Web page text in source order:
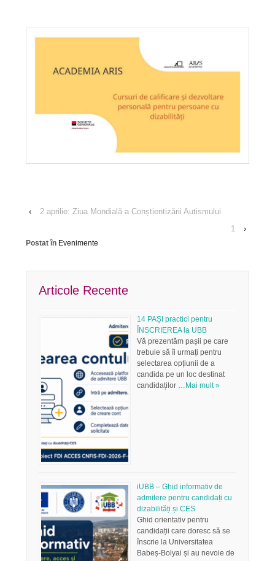
‹
2 aprilie: Ziua Mondială a Conștientizării Autismului
1
›
Postat în Evenimente
Articole Recente
14 PAȘI practici pentru
ÎNSCRIEREA la UBB
Vă prezentăm pașii pe care
trebuie să îi urmați pentru
selectarea opțiunii de a
candida pe un loc destinat
candidaților … Mai mult »
iUBB – Ghid informativ de
admitere pentru candidați cu
dizabilități și CES
Ghid orientativ pentru
candidații care doresc să se
înscrie la Universitatea
Babeș-Bolyai și au nevoie de